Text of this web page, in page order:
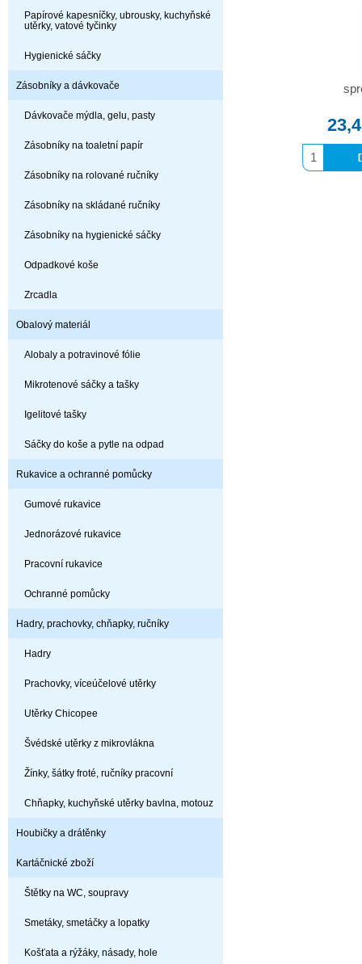
Papírové kapesníčky, ubrousky, kuchyňské
utěrky, vatové tyčinky
Hygienické sáčky
Zásobníky a dávkovače
Dávkovače mýdla, gelu, pasty
Zásobníky na toaletní papír
Zásobníky na rolované ručníky
Zásobníky na skládané ručníky
Zásobníky na hygienické sáčky
Odpadkové koše
Zrcadla
Obalový materiál
Alobaly a potravinové fólie
Mikrotenové sáčky a tašky
Igelitové tašky
Sáčky do koše a pytle na odpad
Rukavice a ochranné pomůcky
Gumové rukavice
Jednorázové rukavice
Pracovní rukavice
Ochranné pomůcky
Hadry, prachovky, chňapky, ručníky
Hadry
Prachovky, víceúčelové utěrky
Utěrky Chicopee
Švédské utěrky z mikrovlákna
Žínky, šátky froté, ručníky pracovní
Chňapky, kuchyňské utěrky bavlna, motouz
Houbičky a drátěnky
Kartáčnické zboží
Štětky na WC, soupravy
Smetáky, smetáčky a lopatky
Košťata a rýžáky, násady, hole